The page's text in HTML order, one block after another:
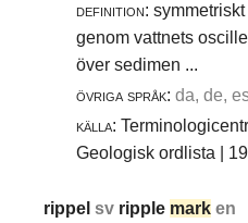
definition:
genom vattnets
över sedimen ...
övriga språk: da, de,
källa:
Geologisk ordlista |
rippelsv ripple mark en